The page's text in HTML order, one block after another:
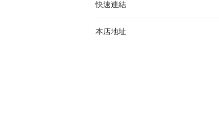
快速連結
本店地址